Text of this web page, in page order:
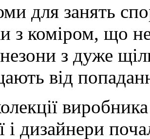
для занять
з коміром, що
з дуже
від
і дизайнери